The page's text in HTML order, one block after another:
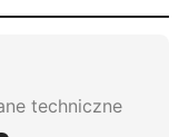
techniczne